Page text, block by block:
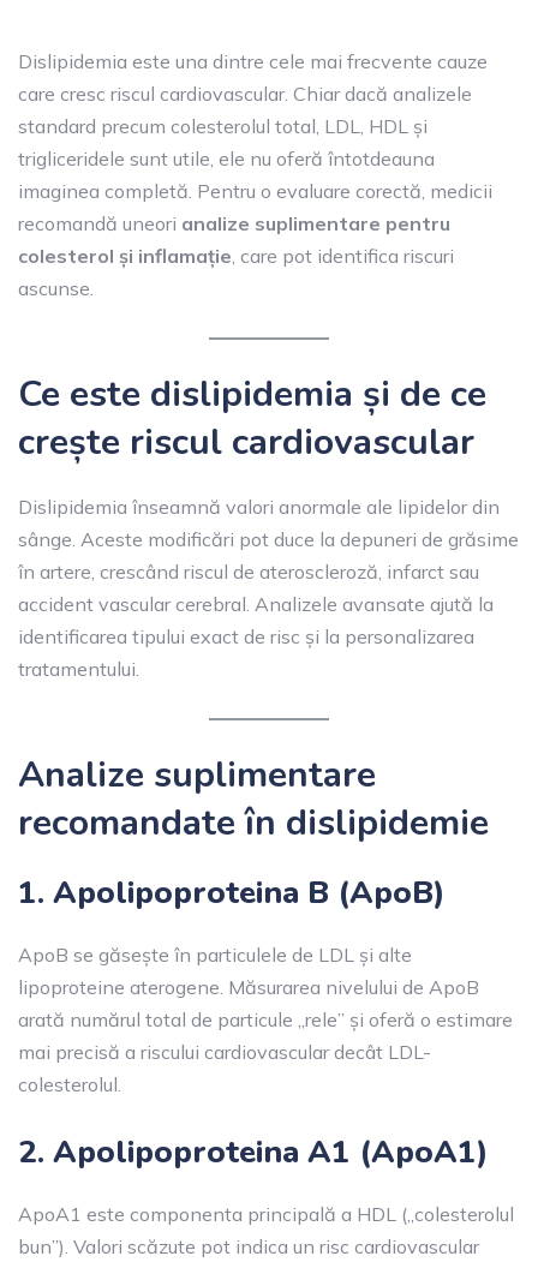
Dislipidemia este una dintre cele mai frecvente cauze
care cresc riscul cardiovascular. Chiar dacă analizele
standard precum colesterolul total, LDL, HDL și
trigliceridele sunt utile, ele nu oferă întotdeauna
imaginea completă. Pentru o evaluare corectă, medicii
recomandă uneori analize suplimentare pentru
colesterol și inflamație, care pot identifica riscuri
ascunse.
Ce este dislipidemia și de ce
crește riscul cardiovascular
Dislipidemia înseamnă valori anormale ale lipidelor din
sânge. Aceste modificări pot duce la depuneri de grăsime
în artere, crescând riscul de ateroscleroză, infarct sau
accident vascular cerebral. Analizele avansate ajută la
identificarea tipului exact de risc și la personalizarea
tratamentului.
Analize suplimentare
recomandate în dislipidemie
1. Apolipoproteina B (ApoB)
ApoB se găsește în particulele de LDL și alte
lipoproteine aterogene. Măsurarea nivelului de ApoB
arată numărul total de particule „rele” și oferă o estimare
mai precisă a riscului cardiovascular decât LDL-
colesterolul.
2. Apolipoproteina A1 (ApoA1)
ApoA1 este componenta principală a HDL („colesterolul
bun”). Valori scăzute pot indica un risc cardiovascular